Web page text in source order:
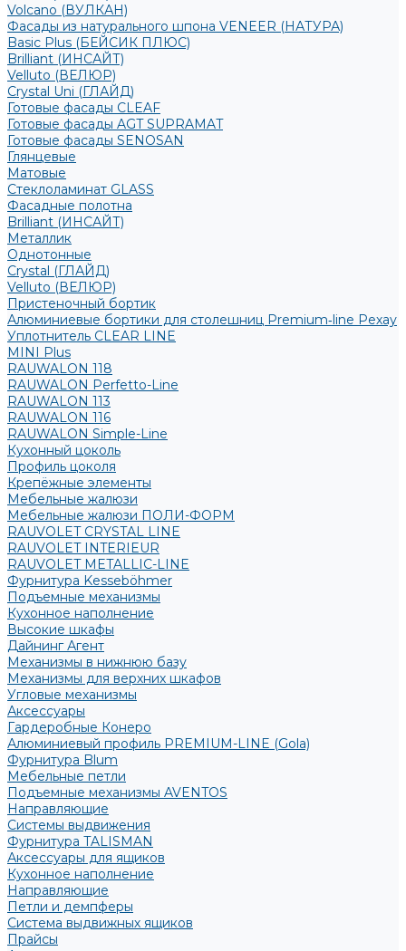
Volcano (ВУЛКАН)
Фасады из натурального шпона VENEER (НАТУРА)
Basic Plus (БЕЙСИК ПЛЮС)
Brilliant (ИНСАЙТ)
Velluto (ВЕЛЮР)
Crystal Uni (ГЛАЙД)
Готовые фасады CLEAF
Готовые фасады AGT SUPRAMAT
Готовые фасады SENOSAN
Глянцевые
Матовые
Стеклоламинат GLASS
Фасадные полотна
Brilliant (ИНСАЙТ)
Металлик
Однотонные
Crystal (ГЛАЙД)
Velluto (ВЕЛЮР)
Пристеночный бортик
Алюминиевые бортики для столешниц Premium‑line Рехау
Уплотнитель CLEAR LINE
MINI Plus
RAUWALON 118
RAUWALON Perfetto-Line
RAUWALON 113
RAUWALON 116
RAUWALON Simple-Line
Кухонный цоколь
Профиль цоколя
Крепёжные элементы
Мебельные жалюзи
Мебельные жалюзи ПОЛИ-ФОРМ
RAUVOLET CRYSTAL LINE
RAUVOLET INTERIEUR
RAUVOLET METALLIC-LINE
Фурнитура Kesseböhmer
Подъемные механизмы
Кухонное наполнение
Высокие шкафы
Дайнинг Агент
Механизмы в нижнюю базу
Механизмы для верхних шкафов
Угловые механизмы
Аксессуары
Гардеробные Конеро
Алюминиевый профиль PREMIUM-LINE (Gola)
Фурнитура Blum
Мебельные петли
Подъемные механизмы AVENTOS
Направляющие
Системы выдвижения
Фурнитура TALISMAN
Аксессуары для ящиков
Кухонное наполнение
Направляющие
Петли и демпферы
Система выдвижных ящиков
Прайсы